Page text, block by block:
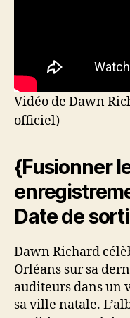
Vidéo de Dawn
officiel)
{Fusionner
Date de
Dawn Richard
Orléans sur sa
auditeurs dans un
sa ville natale.